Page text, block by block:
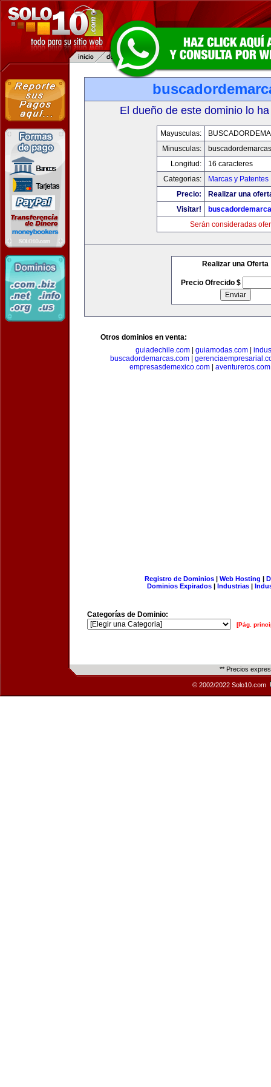
El dueño de este dominio lo
Mayusculas:
Minusculas:
Longitud:
16 caracteres
Categorias:
Marcas y Patentes
Precio:
Realizar una
Visitar!
Serán consideradas
Realizar una Oferta
Precio Ofrecido $
Otros dominios en venta:
guiadechile.com
guiamodas.com
buscadordemarcas.com|
empresasdemexico.com| aventureros.com
Registro de Dominios| Web Hosting |
Dominios Expirados | Industrias |
Categorías de Dominio:
[Pág.
** Precios
© 2002/2022 Solo10.com